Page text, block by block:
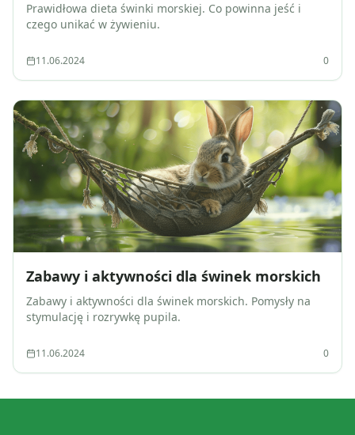
Prawidłowa dieta świnki morskiej. Co powinna jeść i
czego unikać w żywieniu.
11.06.2024 0
Zabawy i aktywności dla świnek morskich
Zabawy i aktywności dla świnek morskich. Pomysły na
stymulację i rozrywkę pupila.
11.06.2024 0